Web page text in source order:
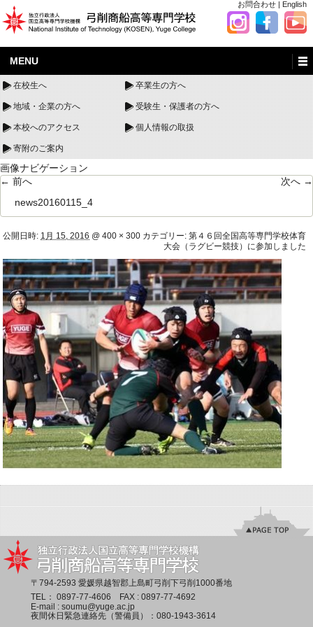
お問合わせ | English
MENU
在校生へ 卒業生の方へ
地域・企業の方へ 受験生・保護者の方へ
本校へのアクセス 個人情報の取扱
寄附のご案内
画像ナビゲーション
← 前へ
次へ →
news20160115_4
公開日時: 1月 15, 2016 @ 400 × 300 カテゴリー: 第４６回全国高等専門学校体育
大会（ラグビー競技）に参加しました
〒794-2593 愛媛県越智郡上島町弓削下弓削1000番地
TEL： 0897-77-4606 FAX : 0897-77-4692
E-mail : soumu@yuge.ac.jp
夜間休日緊急連絡先（警備員）： 080-1943-3614